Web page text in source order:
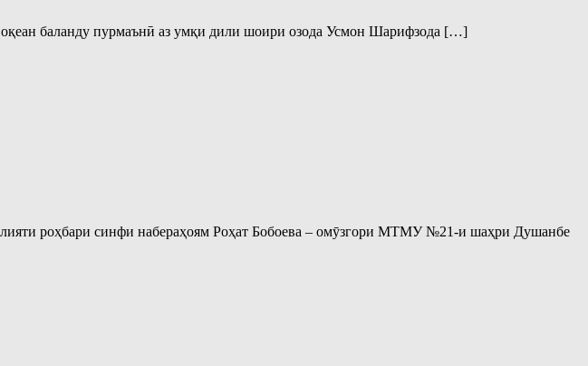
баланду пурмаънӣ аз умқи дили шоири озода Усмон Шарифзода […]
роҳбари синфи набераҳоям Роҳат Бобоева – омӯзгори МТМУ №21-и шаҳри Душанбе